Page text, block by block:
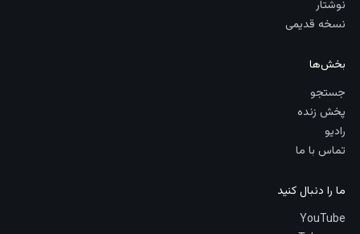
نوشتار
نسخه قدیمی
بخش‌ها
جستجو
پخش زنده
رادیو
تماس با ما
ما را دنبال کنید
YouTube